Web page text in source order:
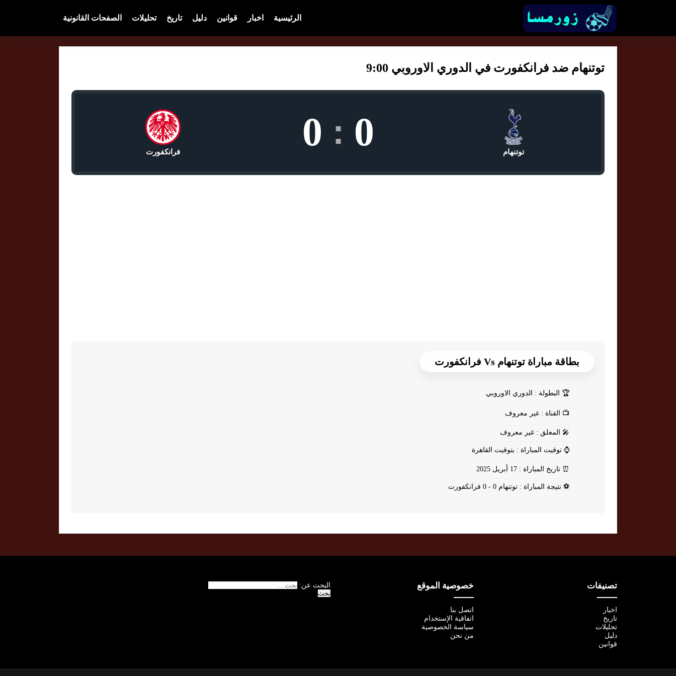
الرئيسية اخبار قوانين دليل تاريخ تحليلات الصفحات القانونية
توتنهام ضد فرانكفورت في الدوري الاوروبي 9:00
توتنهام 0
:
0 فرانكفورت
بطاقة مباراة توتنهام Vs فرانكفورت
🏆 البطولة : الدوري الاوروبي
📺 القناة : غير معروف
🎤 المعلق : غير معروف
⌚ توقيت المباراة : بتوقيت القاهرة
⏰ تاريخ المباراة : 17 أبريل 2025
⚽ نتيجة المباراة : توتنهام 0 - 0 فرانكفورت
تصنيفات
اخبار
تاريخ
تحليلات
دليل
قوانين
خصوصية الموقع
اتصل بنا
اتفاقية الإستخدام
سياسة الخصوصية
من نحن
البحث عن: